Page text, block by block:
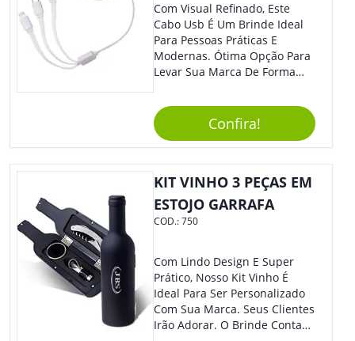
Com Visual Refinado, Este
Cabo Usb É Um Brinde Ideal
Para Pessoas Práticas E
Modernas. Ótima Opção Para
Levar Sua Marca De Forma
Sua Empresa Em Eventos,
Reuniões Corporativas Ou Até
Mesmo Para Presentear
Colaboradores E Parceiros De
Sua Empresa.
Confira!
KIT VINHO 3 PEÇAS EM
ESTOJO GARRAFA
COD.:750
Com Lindo Design E Super
Prático, Nosso Kit Vinho É
Ideal Para Ser Personalizado
Com Sua Marca. Seus Clientes
Irão Adorar. O Brinde Conta